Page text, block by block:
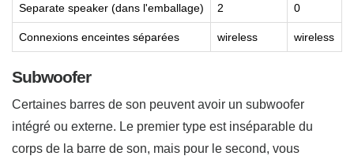
Separate speaker (dans l'emballage) 2 0
Connexions enceintes séparées wireless wireless
Subwoofer
Certaines barres de son peuvent avoir un subwoofer
intégré ou externe. Le premier type est inséparable du
corps de la barre de son, mais pour le second, vous